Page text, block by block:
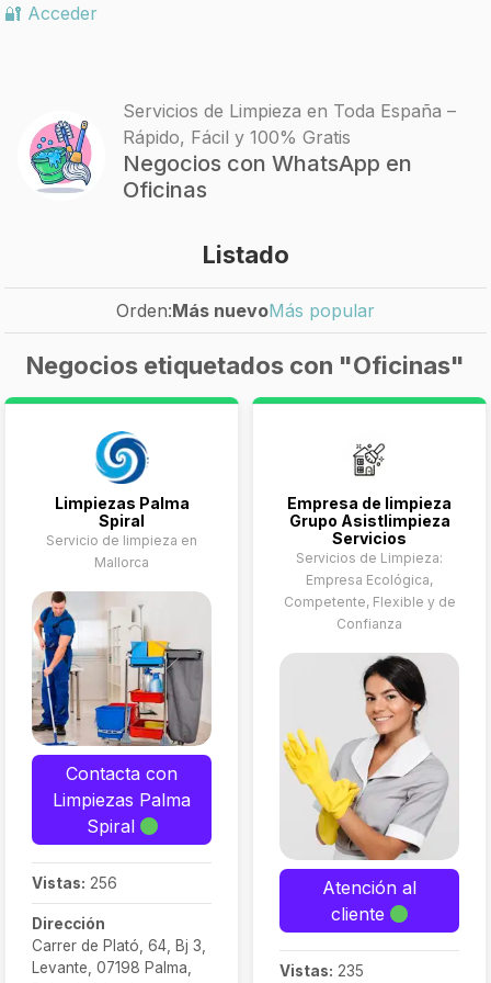
🔐 Acceder
Servicios de Limpieza en Toda España –
Rápido, Fácil y 100% Gratis
Negocios con WhatsApp en
Oficinas
Listado
Orden:Más nuevoMás popular
Negocios etiquetados con "Oficinas"
Limpiezas Palma
Spiral
Servicio de limpieza en
Mallorca
Contacta con
Limpiezas Palma
Spiral
Vistas: 256
Dirección
Carrer de Plató, 64, Bj 3,
Levante, 07198 Palma,
Empresa de limpieza
Grupo Asistlimpieza
Servicios
Servicios de Limpieza:
Empresa Ecológica,
Competente, Flexible y de
Confianza
Atención al
cliente
Vistas: 235